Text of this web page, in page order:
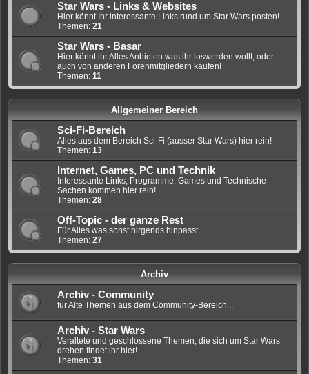
Star Wars - Links & Websites
Hier könnt Ihr interessante Links rund um Star Wars posten!
Themen: 21
Star Wars - Basar
Hier könnt ihr Alles Anbieten was ihr loswerden wollt, oder
auch von anderen Forenmitgliedern kaufen!
Themen: 11
Allgemeiner Bereich
Sci-Fi-Bereich
Alles aus dem Bereich Sci-Fi (ausser Star Wars) hier rein!
Themen: 13
Internet, Games, PC und Technik
Interessante Links, Programme, Games und Technische
Sachen kommen hier rein!
Themen: 28
Off-Topic - der ganze Rest
Für Alles was sonst nirgends hinpasst.
Themen: 27
Archiv
Archiv - Community
für Alte Themen aus dem Community-Bereich...
Archiv - Star Wars
Veraltete und geschlossene Themen, die sich um Star Wars
drehen findet ihr hier!
Themen: 31